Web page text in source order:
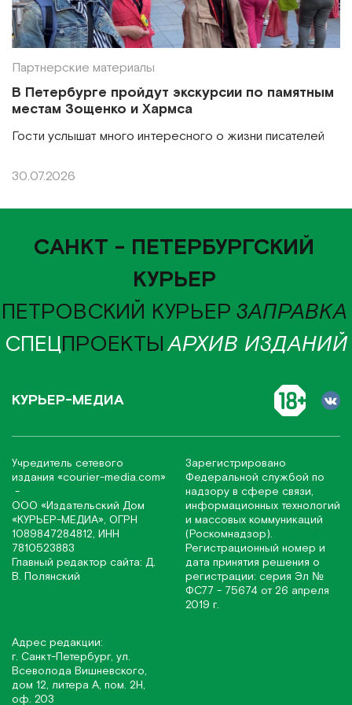
Партнерские материалы
В Петербурге пройдут экскурсии по памятным
местам Зощенко и Хармса
Гости услышат много интересного о жизни писателей
30.07.2026
САНКТ - ПЕТЕРБУРГСКИЙ
КУРЬЕР
ПЕТРОВСКИЙ КУРЬЕР ЗАПРАВКА
СПЕЦПРОЕКТЫАРХИВ ИЗДАНИЙ
КУРЬЕР-МЕДИА
Учредитель сетевого
издания «соurier-media.com»
-
ООО «Издательский Дом
«КУРЬЕР-МЕДИА», ОГРН
1089847284812, ИНН
7810523883
Главный редактор сайта: Д.
В. Полянский
Зарегистрировано
Федеральной службой по
надзору в сфере связи,
информационных технологий
и массовых коммуникаций
(Роскомнадзор).
Регистрационный номер и
дата принятия решения о
регистрации: серия Эл №
ФС77 - 75674 от 26 апреля
2019 г.
Адрес редакции:
г. Санкт-Петербург, ул.
Всеволода Вишневского,
дом 12, литера А, пом. 2Н,
оф. 203